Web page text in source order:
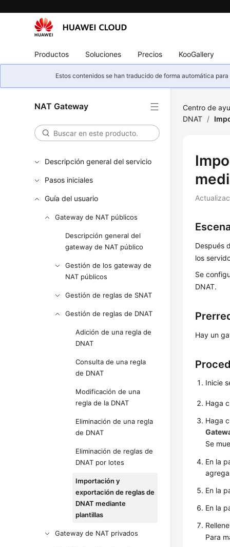
Productos Soluciones Precios KooGallery
Estos contenidos se han traducido de forma automática
NAT Gateway
Descripción general del servicio
Pasos iniciales
Guía del usuario
Gateway de NAT públicos
Descripción general del
gateway de NAT público
Gestión de los gateway de
NAT públicos
Gestión de reglas de SNAT
Gestión de reglas de DNAT
Adición de una regla de
DNAT
Consulta de una regla
de DNAT
Modificación de una
regla de la DNAT
Eliminación de una regla
de DNAT
Eliminación de reglas de
DNAT por lotes
Importación y
exportación de reglas de
DNAT mediante
plantillas
Gateway de NAT privados
Centro de
DNAT /
Después
los
Se
DNAT.
Hay un
Inicie
Haga
Haga
Se
En la
En la
En la
Para